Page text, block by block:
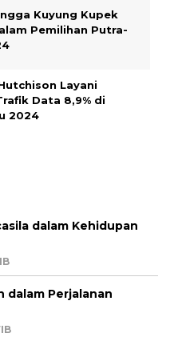
Kuyung Kupek
Pemilihan Putra-
Layani
Data 8,9% di
2024
dalam Kehidupan
dalam Perjalanan